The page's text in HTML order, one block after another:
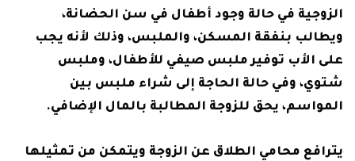
الزوجية في حالة وجود أطفال في سن الحضانة،
ويطالب بنفقة المسكن، والملبس، وذلك لأنه يجب
على الأب توفير ملبس صيفي للأطفال، وملبس
شتوي، وفي حالة الحاجة إلى شراء ملبس بين
المواسم، يحق للزوجة المطالبة بالمال الإضافي.
يترافع محامي الطلاق عن الزوجة ويتمكن من تمثيلها